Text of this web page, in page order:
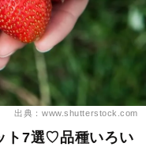
出典：www.shutterstock.com
ト7選♡品種いろい